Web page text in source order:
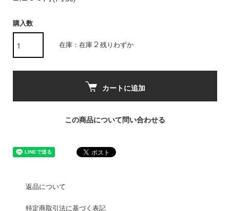
購入数
在庫：在庫 2 残りわずか
カートに追加
この商品について問い合わせる
返品について
特定商取引法に基づく表記